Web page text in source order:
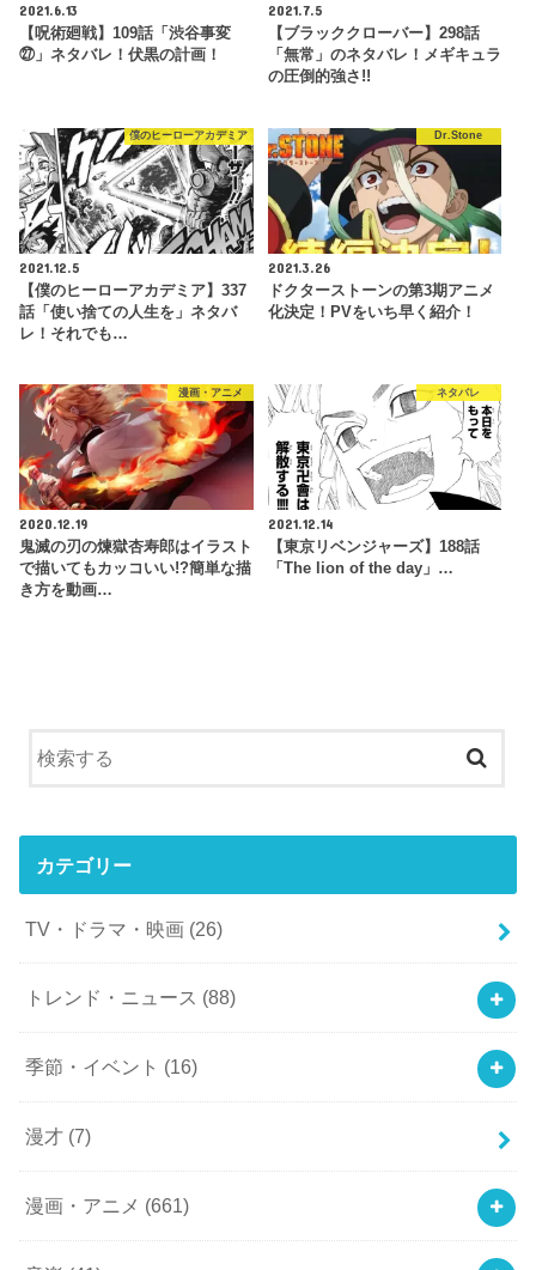
2021.6.13
【呪術廻戦】109話「渋谷事変
㉗」ネタバレ！伏黒の計画！
2021.7.5
【ブラッククローバー】298話
「無常」のネタバレ！メギキュラ
の圧倒的強さ!!
僕のヒーローアカデミア
2021.12.5
【僕のヒーローアカデミア】337
話「使い捨ての人生を」ネタバ
レ！それでも…
Dr.Stone
2021.3.26
ドクターストーンの第3期アニメ
化決定！PVをいち早く紹介！
漫画・アニメ
2020.12.19
鬼滅の刃の煉獄杏寿郎はイラスト
で描いてもカッコいい!?簡単な描
き方を動画…
ネタバレ
2021.12.14
【東京リベンジャーズ】188話
「The lion of the day」…
カテゴリー
TV・ドラマ・映画 (26)
トレンド・ニュース (88)
季節・イベント (16)
漫才 (7)
漫画・アニメ (661)